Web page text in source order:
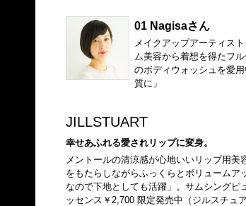
01 Nagisaさん
メイクアップアーティス
ム美容から着想を得たフ
のボディウォッシュを愛
質に」
JILLSTUART
幸せあふれる愛されリップに変身。
メントールの清涼感が心地いいリップ用美
をもたらしながらふっくらとボリュームア
なので下地としても活躍」。サムシングピ
ッセンス￥2,700 限定発売中（ジルスチュ